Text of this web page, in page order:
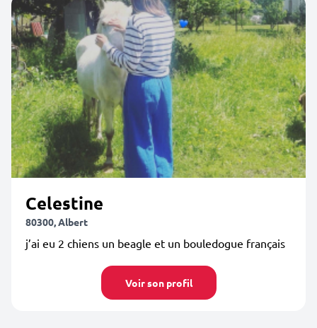
Celestine
80300, Albert
j’ai eu 2 chiens un beagle et un bouledogue français
Voir son profil